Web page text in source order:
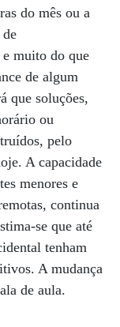
do mês ou a
muito do que
de algum
que soluções,
ou
pelo
A capacidade
menores e
continua
se que até
tenham
A mudança
de aula.